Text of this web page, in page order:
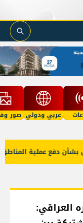
عربي ودولي صور
دفع عملية المناطق
العراقي: